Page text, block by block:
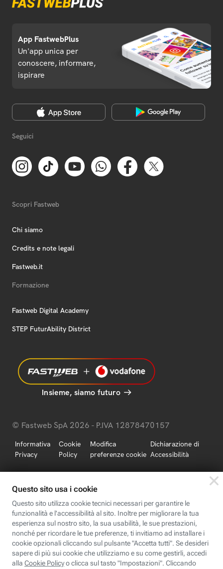
App FastwebPlus
Un'app unica per
conoscere, informare,
ispirare
Seguici
Scopri Fastweb
Chi siamo
Credits e note legali
Fastweb.it
Formazione
Fastweb Digital Academy
STEP FuturAbility District
Insieme, siamo futuro
© Fastweb SpA 2026 - P.IVA 12878470157
Informativa
Privacy
Cookie
Policy
Modifica
preferenze cookie
Dichiarazione di
Accessibilità